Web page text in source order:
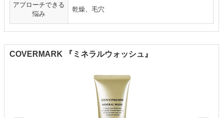
アプローチできる
悩み
乾燥、毛穴
COVERMARK 『ミネラルウォッシュ』